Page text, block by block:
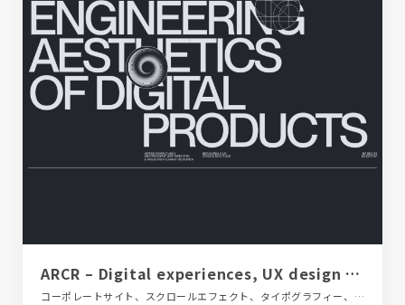
ARCR – Digital experiences, UX design and branding – Artem Markovsky Digital Art Direction
コーポレートサイト、スクロールエフェクト、タイポグラフィー、ダイナミック、デザイン・アート・音楽・文芸、ブラック系 、ホワイト系、モーション多め、大きめ写真、海外サイト